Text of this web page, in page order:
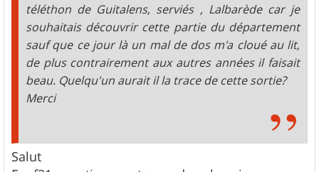
téléthon de Guitalens, serviés , Lalbarède car je
souhaitais découvrir cette partie du département
sauf que ce jour là un mal de dos m'a cloué au lit,
de plus contrairement aux autres années il faisait
beau. Quelqu'un aurait il la trace de cette sortie?
Merci
Salut